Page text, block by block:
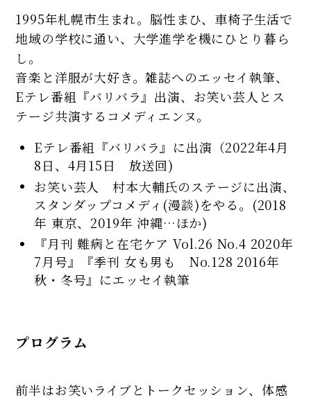
1995年札幌市生まれ。脳性まひ、車椅子生活で
地域の学校に通い、大学進学を機にひとり暮ら
し。
音楽と洋服が大好き。雑誌へのエッセイ執筆、
Eテレ番組『バリバラ』出演、お笑い芸人とス
テージ共演するコメディエンヌ。
Eテレ番組『バリバラ』に出演（2022年4月
8日、4月15日 放送回)
お笑い芸人 村本大輔氏のステージに出演、
スタンダップコメディ(漫談)をやる。(2018
年 東京、2019年 沖縄…ほか)
『月刊 難病と在宅ケア Vol.26 No.4 2020年
7月号』『季刊 女も男も No.128 2016年
秋・冬号』にエッセイ執筆
プログラム
前半はお笑いライブとトークセッション、体感